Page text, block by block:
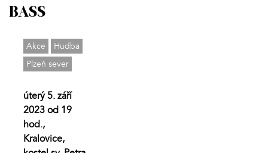
BASS
Akce
Hudba
Plzeň sever
úterý 5. září
2023 od 19
hod.,
Kralovice,